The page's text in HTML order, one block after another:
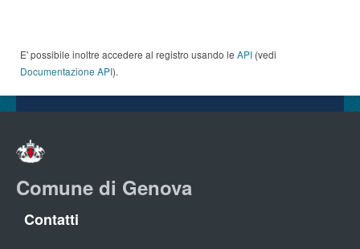
E' possibile inoltre accedere al registro usando le API (vedi
Documentazione API).
Comune di Genova
Contatti